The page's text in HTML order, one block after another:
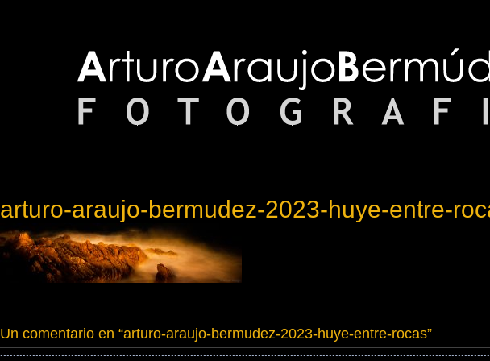
arturo-araujo-bermudez-2023-huye-entre-
Un comentario en “arturo-araujo-bermudez-2023-huye-entre-rocas”